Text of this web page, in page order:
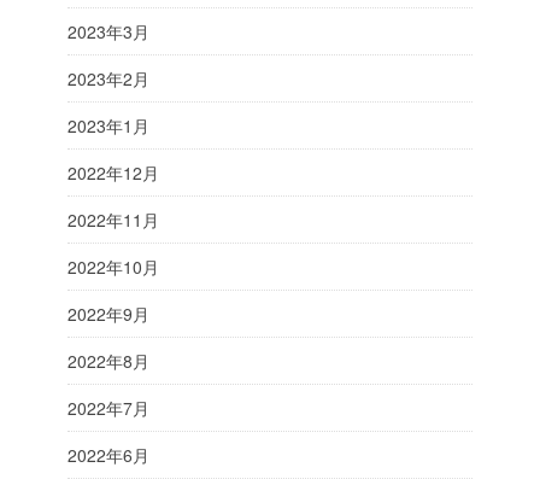
2023年3月
2023年2月
2023年1月
2022年12月
2022年11月
2022年10月
2022年9月
2022年8月
2022年7月
2022年6月